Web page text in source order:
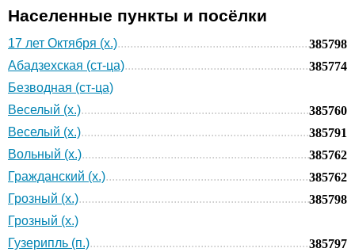
Населенные пункты и посёлки
17 лет Октября (х.)
385798
Абадзехская (ст-ца)
385774
Безводная (ст-ца)
Веселый (х.)
385760
Веселый (х.)
385791
Вольный (х.)
385762
Гражданский (х.)
385762
Грозный (х.)
385798
Грозный (х.)
Гузерипль (п.)
385797